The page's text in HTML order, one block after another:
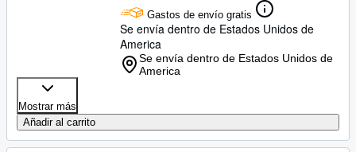
Gastos de envío gratis
Se envía dentro de Estados Unidos de
America
Se envía dentro de Estados Unidos de
America
Mostrar más
Añadir al carrito